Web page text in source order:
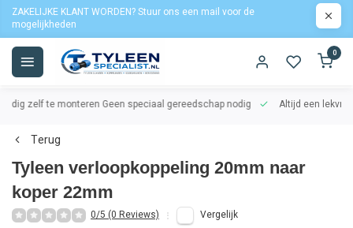
ZAKELIJKE KLANT WORDEN? Stuur ons een mail voor de
mogelijkheden
0
zelf te monteren Geen speciaal gereedschap nodig Altijd een
Terug
Tyleen verloopkoppeling 20mm naar
koper 22mm
0/5 (0 Reviews) Vergelijk